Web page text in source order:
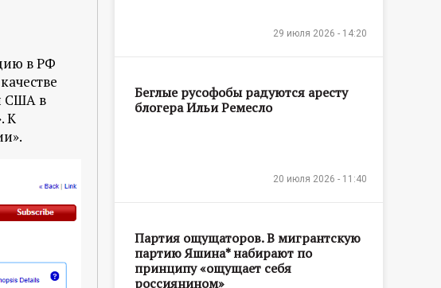
в РФ
США в
К
29 июля 2026 - 14:20
Беглые русофобы радуются аресту
блогера Ильи Ремесло
20 июля 2026 - 11:40
Партия ощущаторов. В мигрантскую
партию Яшина* набирают по
принципу «ощущает себя
россиянином»